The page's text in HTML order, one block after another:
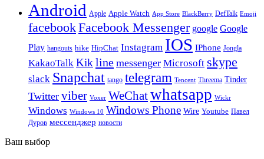
Android Apple Apple Watch App Store BlackBerry DefTalk Emoji
facebookFacebook Messenger google Google
Play hangouts hike HipChat Instagram IOS IPhone Jongla
KakaoTalk Kikline messenger Microsoft skype
slack Snapchat tango telegram Tencent Threema Tinder
Twitter viber Voxer WeChatwhatsapp Wickr
Windows Windows 10 Windows Phone Wire Youtube Павел
Дуров мессенджер новости
Ваш выбор